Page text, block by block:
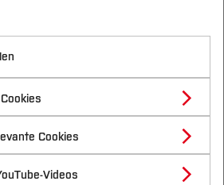
Prüfungen
Transfer
Transferprofil
(FuT)
studieren
pol. Marcus
insbes. Logistik
Cookies
Videos